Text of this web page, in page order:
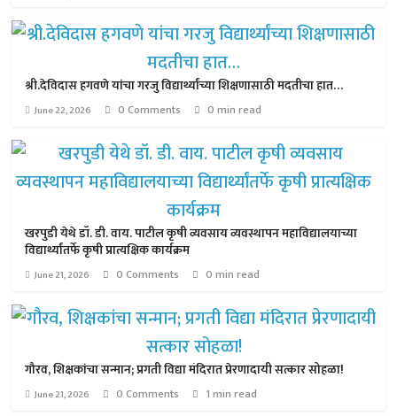
श्री.देविदास हगवणे यांचा गरजु विद्यार्थ्यांच्या शिक्षणासाठी मदतीचा हात…
June 22, 2026 0 Comments 0 min read
खरपुडी येथे डॉ. डी. वाय. पाटील कृषी व्यवसाय व्यवस्थापन महाविद्यालयाच्या
विद्यार्थ्यांतर्फे कृषी प्रात्यक्षिक कार्यक्रम
June 21, 2026 0 Comments 0 min read
गौरव, शिक्षकांचा सन्मान; प्रगती विद्या मंदिरात प्रेरणादायी सत्कार सोहळा!
June 21, 2026 0 Comments 1 min read